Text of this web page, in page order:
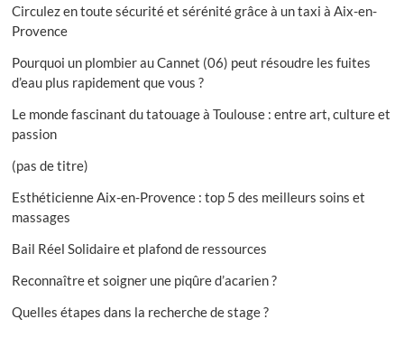
Circulez en toute sécurité et sérénité grâce à un taxi à Aix-en-
Provence
Pourquoi un plombier au Cannet (06) peut résoudre les fuites
d’eau plus rapidement que vous ?
Le monde fascinant du tatouage à Toulouse : entre art, culture et
passion
(pas de titre)
Esthéticienne Aix-en-Provence : top 5 des meilleurs soins et
massages
Bail Réel Solidaire et plafond de ressources
Reconnaître et soigner une piqûre d’acarien ?
Quelles étapes dans la recherche de stage ?